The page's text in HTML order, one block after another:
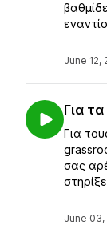
June 12,
Για
Για
σας
June 03,